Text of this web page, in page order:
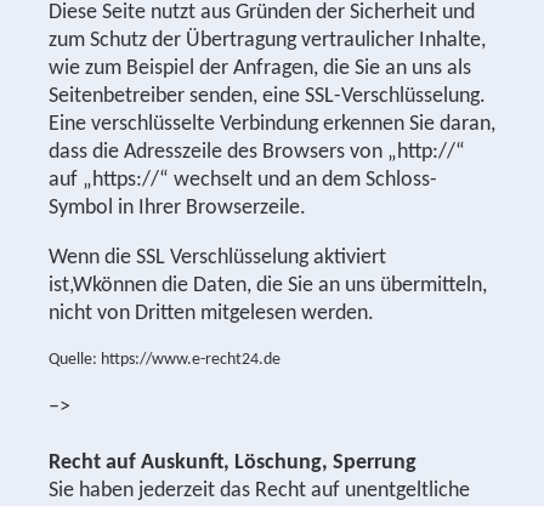
Diese Seite nutzt aus Gründen der Sicherheit und
zum Schutz der Übertragung vertraulicher Inhalte,
wie zum Beispiel der Anfragen, die Sie an uns als
Seitenbetreiber senden, eine SSL-Verschlüsselung.
Eine verschlüsselte Verbindung erkennen Sie daran,
dass die Adresszeile des Browsers von „http://“
auf „https://“ wechselt und an dem Schloss-
Symbol in Ihrer Browserzeile.
Wenn die SSL Verschlüsselung aktiviert
ist,Wkönnen die Daten, die Sie an uns übermitteln,
nicht von Dritten mitgelesen werden.
Quelle: https://www.e-recht24.de
–>
Recht auf Auskunft, Löschung, Sperrung
Sie haben jederzeit das Recht auf unentgeltliche